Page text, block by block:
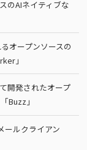
のAIネイティブな
オープンソースの
」
開発されたオープ
Buzz」
ールクライアン